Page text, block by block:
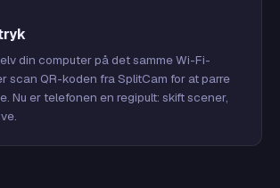
din computer på det samme Wi-Fi-
QR-koden fra SplitCam for at parre
Nu er telefonen en regipult: skift scener,